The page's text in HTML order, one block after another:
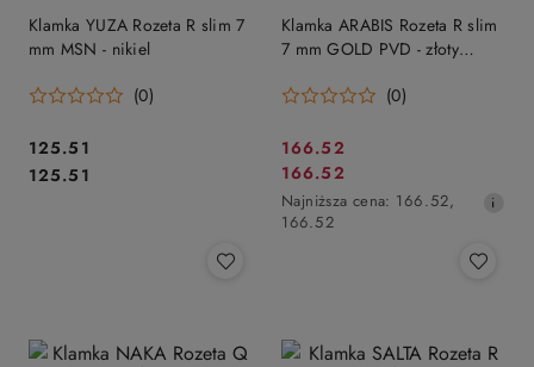
Klamka YUZA Rozeta R slim 7
mm MSN - nikiel
(0)
Cena:
125.51
Cena:
125.51
Klamka ARABIS Rozeta R slim
7 mm GOLD PVD - złoty
(0)
Cena
promocyjna:
166.52
Cena
promocyjna:
166.52
Najniższa
cena
Najniższa cena: 166.52,
166.52